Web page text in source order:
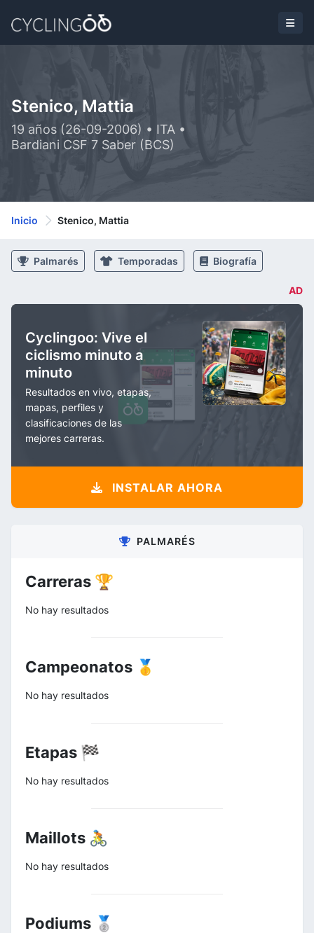
Stenico, Mattia
19 años (26-09-2006) • ITA •
Bardiani CSF 7 Saber (BCS)
Inicio Stenico, Mattia
Palmarés Temporadas Biografía
AD
Cyclingoo: Vive el
ciclismo minuto a
minuto
Resultados en vivo, etapas,
mapas, perfiles y
clasificaciones de las
mejores carreras.
INSTALAR AHORA
PALMARÉS
Carreras 🏆
No hay resultados
Campeonatos 🥇
No hay resultados
Etapas 🏁
No hay resultados
Maillots 🚴
No hay resultados
Podiums 🥈